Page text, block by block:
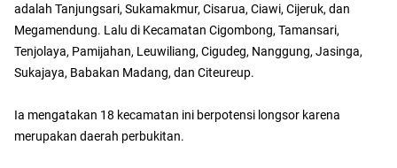
adalah Tanjungsari, Sukamakmur, Cisarua, Ciawi, Cijeruk, dan
Megamendung. Lalu di Kecamatan Cigombong, Tamansari,
Tenjolaya, Pamijahan, Leuwiliang, Cigudeg, Nanggung, Jasinga,
Sukajaya, Babakan Madang, dan Citeureup.
Ia mengatakan 18 kecamatan ini berpotensi longsor karena
merupakan daerah perbukitan.